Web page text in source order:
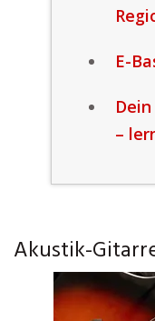
E-
–
Akustik-